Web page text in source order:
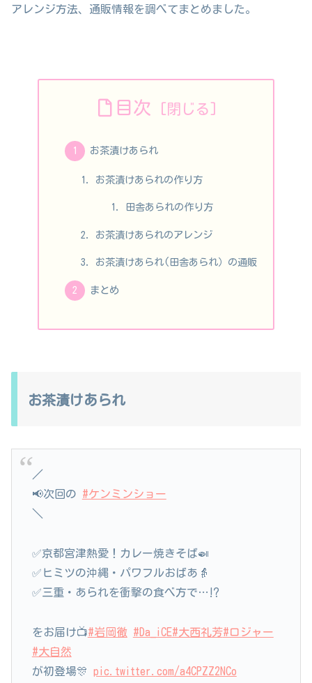
アレンジ方法、通販情報を調べてまとめました。
目次
お茶漬けあられ
お茶漬けあられの作り方
田舎あられの作り方
お茶漬けあられのアレンジ
お茶漬けあられ(田舎あられ）の通販
まとめ
お茶漬けあられ
／
📢次回の #ケンミンショー
＼
✅京都宮津熱愛！カレー焼きそば🍛
✅ヒミツの沖縄・パワフルおばあ👵
✅三重・あられを衝撃の食べ方で…⁉
をお届け📺#岩岡徹 #Da_iCE#大西礼芳#ロジャー
#大自然
が初登場🎊 pic.twitter.com/a4CPZZ2NCo